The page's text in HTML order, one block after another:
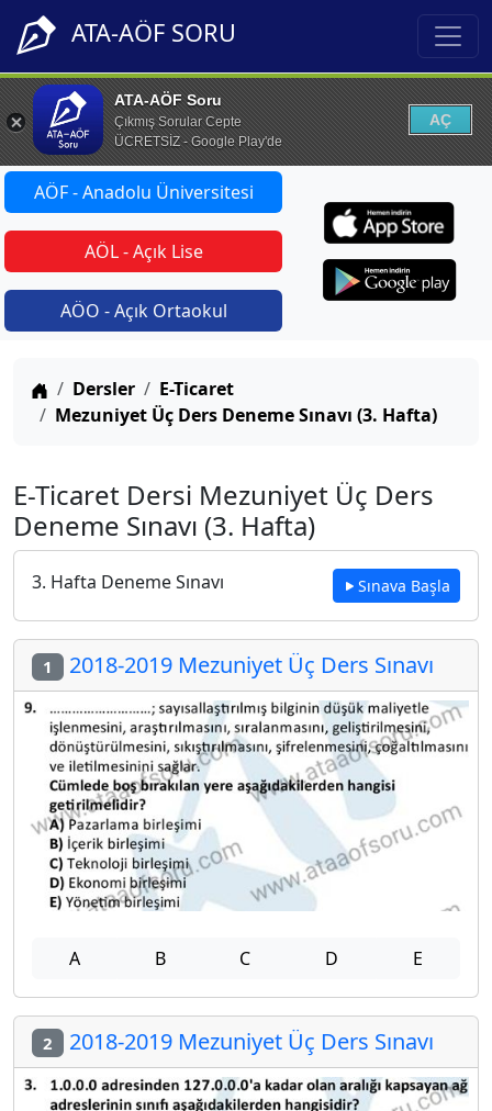
ATA-AÖF SORU
ATA-AÖF Soru
Çıkmış Sorular Cepte
ÜCRETSİZ - Google Play'de
AÇ
AÖF - Anadolu Üniversitesi
AÖL - Açık Lise
AÖO - Açık Ortaokul
Anasayfa
Dersler
E-Ticaret
Mezuniyet Üç Ders Deneme Sınavı (3. Hafta)
E-Ticaret Dersi Mezuniyet Üç Ders
Deneme Sınavı (3. Hafta)
3. Hafta Deneme Sınavı Sınava Başla
1 2018-2019 Mezuniyet Üç Ders Sınavı
A B C D E
2 2018-2019 Mezuniyet Üç Ders Sınavı